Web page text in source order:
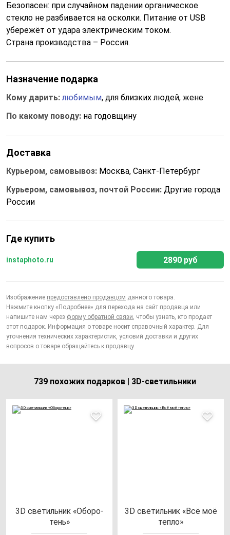
Безопасен: при случайном падении органическое
стекло не разбивается на осколки. Питание от USB
убережёт от удара электрическим током.
Страна производства – Россия.
Назначение подарка
Кому дарить:любимым, для близких людей, жене
По какому поводу: на годовщину
Доставка
Курьером, самовывоз: Москва, Санкт-Петербург
Курьером, самовывоз, почтой России: Другие города
России
Где купить
instaphoto.ru 2890 руб
Изображение предоставлено продавцом данного товара.
Нажмите кнопку «Подробнее» для перехода на сайт продавца или
напишите нам через форму обратной связи, чтобы узнать, кто продает
этот подарок. Информация о товаре носит справочный характер. Для
уточнения технических характеристик, условий доставки и других
вопросов о товаре обращайтесь к продавцу.
739 похожих подарков | 3D-светильники
3D све­тиль­ник «Обо­ро­
тень»
3D све­тиль­ник «Всё моё
теп­ло»